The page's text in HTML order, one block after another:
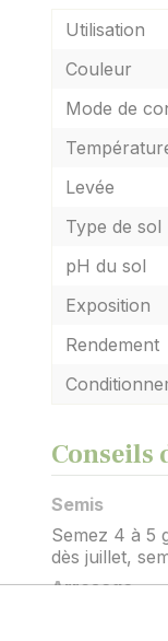
Utilisation
Couleur
Mode de
Levée
Type de sol
pH du sol
Exposition
Rendement
Conseils
Semis
Semez 4 à 5
dès juillet,
Arrosage
Pour